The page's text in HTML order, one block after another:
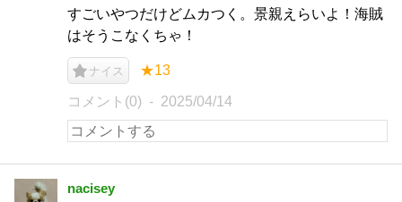
すごいやつだけどムカつく。景親えらいよ！海賊
はそうこなくちゃ！
ナイス ★13
コメント(0) 2025/04/14
nacisey